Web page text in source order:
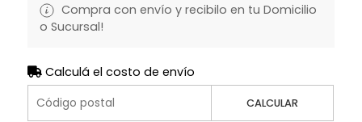
Compra con envío y recibilo en tu Domicilio
o Sucursal!
Calculá el costo de envío
CALCULAR